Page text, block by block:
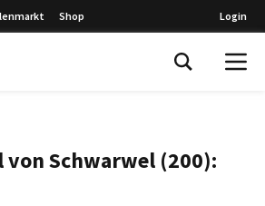
Shop Login
von Schwarwel (200):